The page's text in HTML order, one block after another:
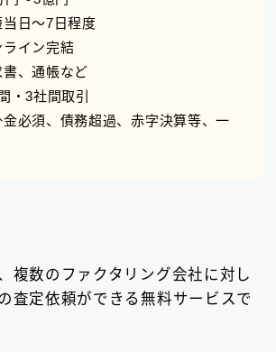
日〜7日程度
イン完結
、通帳など
・3社間取引
必須、債務超過、赤字決算等、一
複数のファクタリング会社に対し
査定依頼ができる無料サービスで